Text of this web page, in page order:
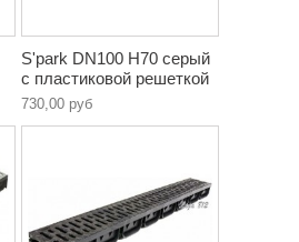
S'park DN100 H70 серый
c пластиковой решеткой
730,00 руб